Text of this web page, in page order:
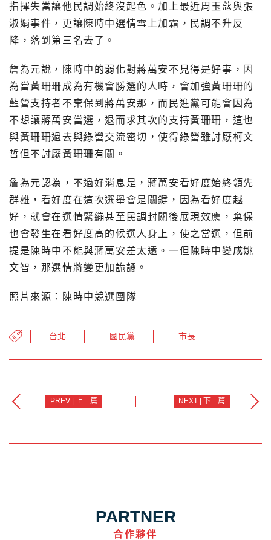
指揮失當讓他民調始終沒起色。加上最近周玉蔻與張
淑娟事件，更讓陳時中選情雪上加霜，民調不升反
降，落到第三名去了。
詹為元說，陳時中的弱化對蔣萬安不見得是好事，因
為當黃珊珊成為有機會勝選的人時，會加強黃珊珊的
藍營支持者不棄保到蔣萬安那，而民進黨可能會因為
不想讓蔣萬安當選，退而求其次的支持黃珊珊，這也
與黃珊珊過去與綠營交流密切，使得綠營雖討厭柯文
哲但不討厭黃珊珊有關。
詹為元認為，不過好消息是，蔣萬安看好度始終領先
群雄，看好度在這次選舉會是關鍵，因為看好度越
好，就會在選情緊繃甚至民調封關後展現效應，棄保
也會發生在看好度高的候選人身上，使之當選，但前
提是陳時中不能與蔣萬安差太遠。一但陳時中變成姚
文智，那選情將變更加詭譎。
照片來源：陳時中競選團隊
台北 國民黨 市長
PREV | 上一篇 NEXT | 下一篇
PARTNER
合作夥伴